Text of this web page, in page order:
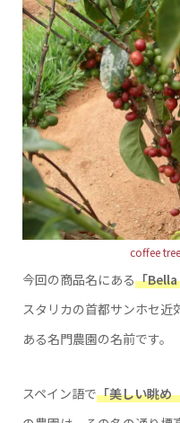
coffee
今回の商品名にある「Bella
スタリカの首都サンホセ近
ある名門農園の名前です。
スペイン語で「美しい眺め